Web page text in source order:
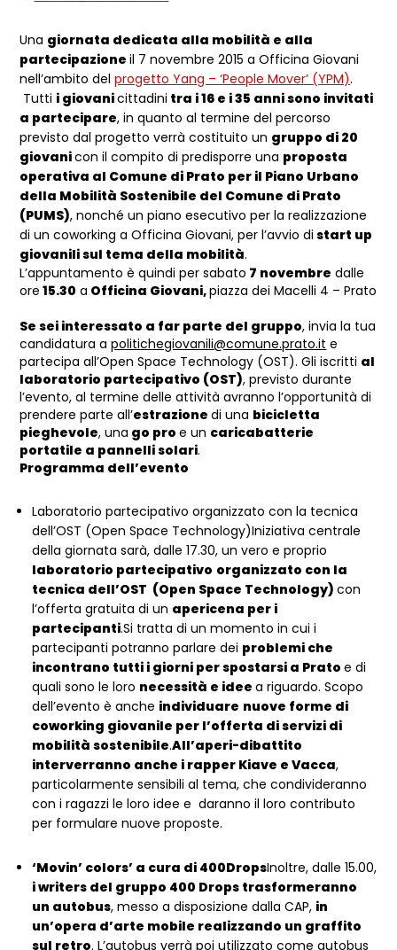
Una giornata dedicata alla mobilità e alla
partecipazioneil 7 novembre 2015 a Officina Giovani
nell’ambito delprogetto Yang – ‘People Mover’ (YPM).
Tutti i giovanicittadini tra i 16 e i 35 anni sono invitati
a partecipare, in quanto al termine del percorso
previsto dal progetto verrà costituito un gruppo di 20
giovanicon il compito di predisporre una proposta
operativa al Comune di Prato per il Piano Urbano
della Mobilità Sostenibile del Comune di Prato
(PUMS), nonché un piano esecutivo per la realizzazione
di un coworking a Officina Giovani, per l’avvio di start up
giovanili sul tema della mobilità.
L’appuntamento è quindi per sabato 7 novembre dalle
ore 15.30 a Officina Giovani,piazza dei Macelli 4 – Prato
Se sei interessato a far parte del gruppo, invia la tua
candidatura apolitichegiovanili@comune.prato.it e
partecipa all’Open Space Technology (OST). Gli iscritti al
laboratorio partecipativo (OST), previsto durante
l’evento, al termine delle attività avranno l’opportunità di
prendere parte all’estrazionedi una bicicletta
pieghevole, una go proe un caricabatterie
portatile a pannelli solari.
Programma dell’evento
Laboratorio partecipativo organizzato con la tecnica
dell’OST (Open Space Technology)Iniziativa centrale
della giornata sarà, dalle 17.30, un vero e proprio
laboratorio partecipativo organizzato con la
tecnica dell’OST (Open Space Technology)con
l’offerta gratuita di un apericena per i
partecipanti.Si tratta di un momento in cui i
partecipanti potranno parlare dei problemi che
incontrano tutti i giorni per spostarsi a Pratoe di
quali sono le loro necessità e ideea riguardo. Scopo
dell’evento è anche individuare nuove forme di
coworking giovanile per l’offerta di servizi di
mobilità sostenibile.All’aperi-dibattito
interverranno anche i rapper Kiave e Vacca,
particolarmente sensibili al tema, che condivideranno
con i ragazzi le loro idee e daranno il loro contributo
per formulare nuove proposte.
‘Movin’ colors’ a cura di 400DropsInoltre, dalle 15.00,
i writers del gruppo 400 Drops trasformeranno
un autobus, messo a disposizione dalla CAP, in
un’opera d’arte mobile realizzando un graffito
sul retro. L’autobus verrà poi utilizzato come autobus